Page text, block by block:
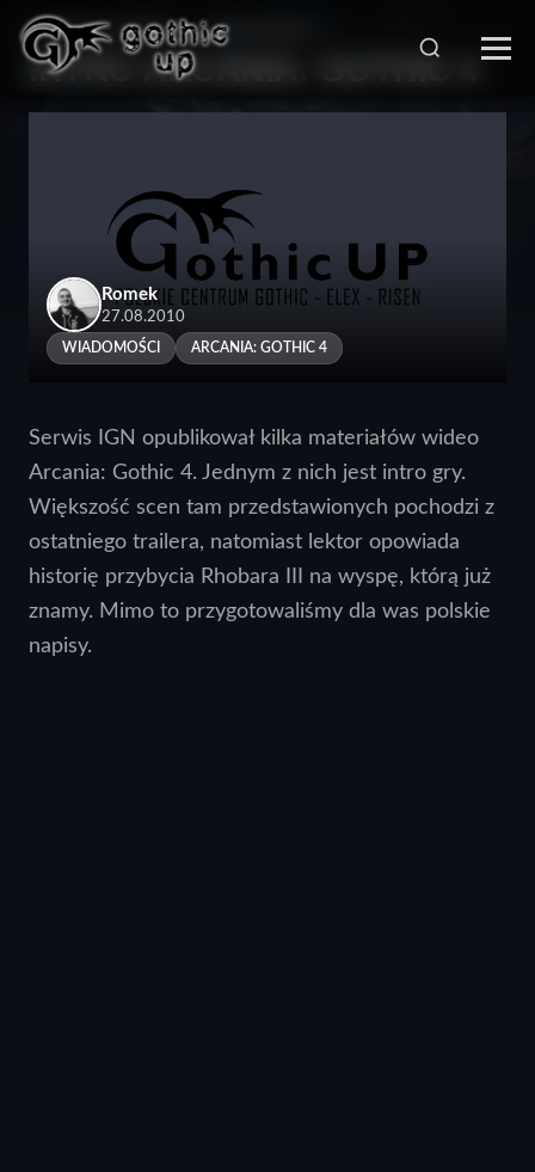
STRONA GŁÓWNA > WIADOMOŚCI
INTRO ARCANIA: GOTHIC 4
Romek
27.08.2010
WIADOMOŚCI ARCANIA: GOTHIC 4
Serwis IGN opublikował kilka materiałów wideo
Arcania: Gothic 4. Jednym z nich jest intro gry.
Większość scen tam przedstawionych pochodzi z
ostatniego trailera, natomiast lektor opowiada
historię przybycia Rhobara III na wyspę, którą już
znamy. Mimo to przygotowaliśmy dla was polskie
napisy.